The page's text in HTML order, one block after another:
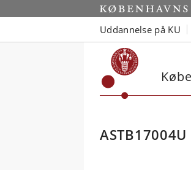
Uddannelse på KU